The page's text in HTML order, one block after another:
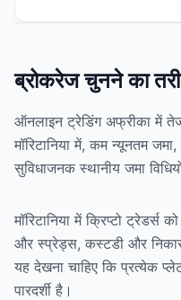
ब्रोकरेज चुनने का
ऑनलाइन ट्रेडिंग अफ्रीका में
मॉरिटानिया में, कम न्यूनतम
सुविधाजनक स्थानीय जमा
मॉरिटानिया में क्रिप्टो ट्रेडर्स
और स्प्रेड्स, कस्टडी और
यह देखना चाहिए कि प्रत्येक
पारदर्शी है।